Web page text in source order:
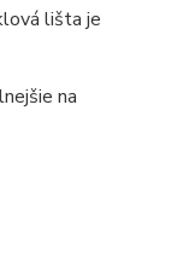
lišta je
na